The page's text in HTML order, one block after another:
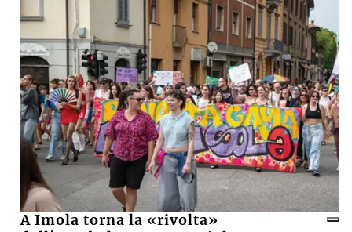
Il «Premio Aldo Villa» a Mongardi
(Sacmi) e Bolognesi (Ceramica), la
ceramica imolese è cooperativa
17 LUGLIO 2026